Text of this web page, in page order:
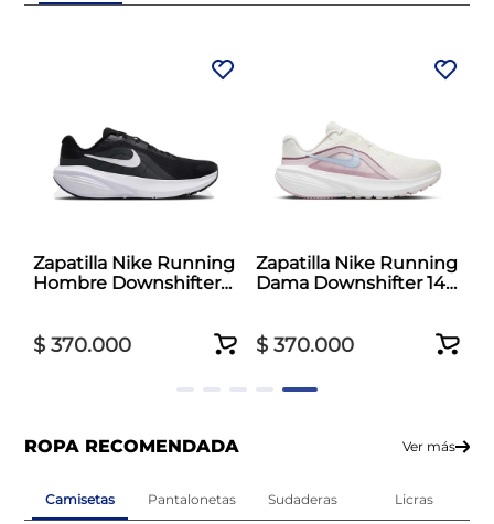
Zapatilla Nike Running
Hombre Downshifter
$ 370.000
Zapatilla Nike Running
Dama Downshifter 14
$ 370.000
ROPA RECOMENDADA Ver más
Camisetas Pantalonetas Sudaderas Licras